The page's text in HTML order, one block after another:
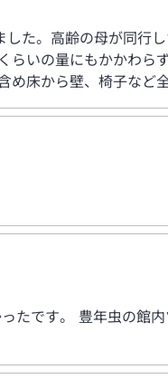
た。高齢の母が同行
いの量にもかかわら
床から壁、椅子など
たです。 豊年虫の館